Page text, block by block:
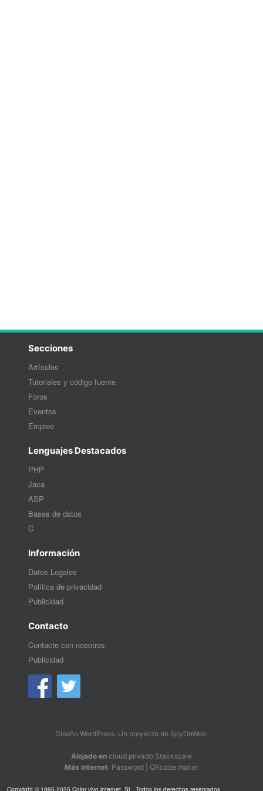
Secciones
Artículos
Tutoriales y código fuente
Foros
Eventos
Empleo
Lenguajes Destacados
PHP
Java
ASP
Bases de datos
C
Información
Datos Legales
Política de privacidad
Publicidad
Contacto
Contacte con nosotros
Publicidad
Diseño WordPress. Un proyecto de SpyOnWeb.
Alojado en cloud privado Stackscale
Más internet: Password QRcode maker
Copyright © 1995-2025 Color vivo internet, SL. Todos los derechos reservados